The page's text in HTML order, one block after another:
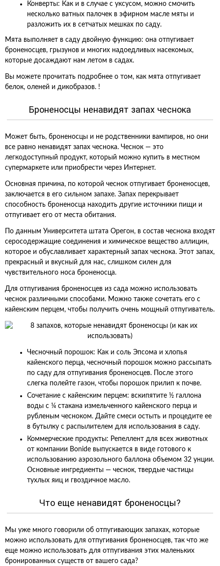
Конверты: Как и в случае с уксусом, можно смочить
несколько ватных палочек в эфирном масле мяты и
разложить их в сетчатых мешках по саду.
Мята выполняет в саду двойную функцию: она отпугивает
броненосцев, грызунов и многих надоедливых насекомых,
которые досаждают нам летом в садах.
Вы можете прочитать подробнее о том, как мята отпугивает
белок, оленей и дикобразов. !
Броненосцы ненавидят запах чеснока
Может быть, броненосцы и не родственники вампиров, но они
все равно ненавидят запах чеснока. Чеснок — это
легкодоступный продукт, который можно купить в местном
супермаркете или приобрести через Интернет.
Основная причина, по которой чеснок отпугивает броненосцев,
заключается в его сильном запахе. Запах перекрывает
способность броненосца находить другие источники пищи и
отпугивает его от места обитания.
По данным Университета штата Орегон, в состав чеснока входят
серосодержащие соединения и химическое вещество аллицин,
которое и обуславливает характерный запах чеснока. Этот запах,
прекрасный и вкусный для нас, слишком силен для
чувствительного носа броненосца.
Для отпугивания броненосцев из сада можно использовать
чеснок различными способами. Можно также сочетать его с
кайенским перцем, чтобы получить очень мощный отпугиватель.
Чесночный порошок: Как и соль Эпсома и хлопья
кайенского перца, чесночный порошок можно рассыпать
по саду для отпугивания броненосцев. После этого
слегка полейте газон, чтобы порошок прилип к почве.
Сочетание с кайенским перцем: вскипятите ½ галлона
воды с ¼ стакана измельченного кайенского перца и
рубленым чесноком. Дайте смеси остыть и процедите ее
в бутылку с распылителем для использования в саду.
Коммерческие продукты: Репеллент для всех животных
от компании Bonide выпускается в виде готового к
использованию аэрозольного баллона объемом 32 унции.
Основные ингредиенты — чеснок, твердые частицы
тухлых яиц и гвоздичное масло.
Что еще ненавидят броненосцы?
Мы уже много говорили об отпугивающих запахах, которые
можно использовать для отпугивания броненосцев, так что же
еще можно использовать для отпугивания этих маленьких
бронированных существ от вашего сада?